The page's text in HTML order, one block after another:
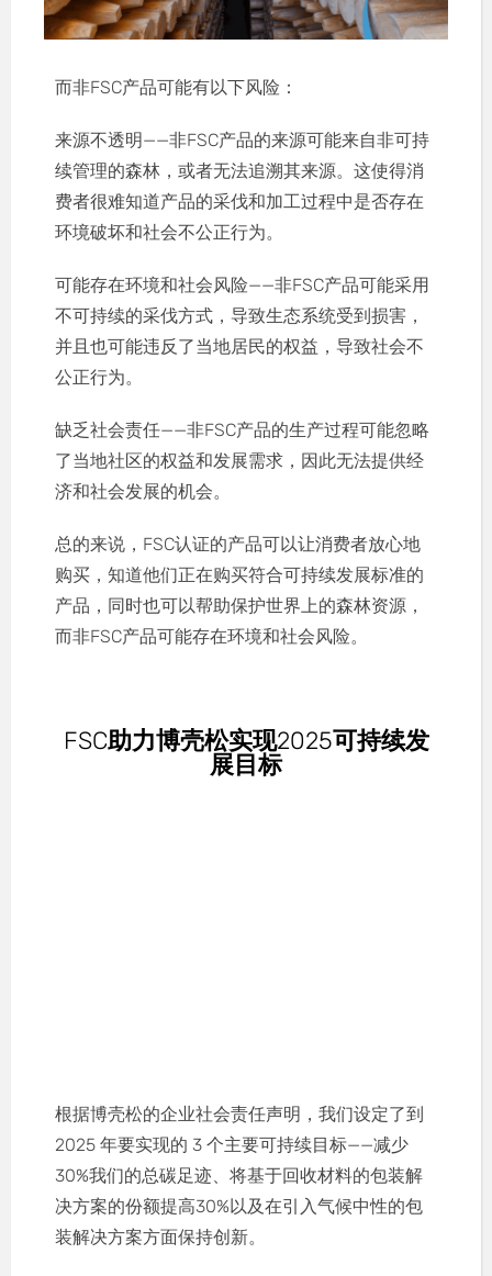
而非FSC产品可能有以下风险：
来源不透明——非FSC产品的来源可能来自非可持
续管理的森林，或者无法追溯其来源。这使得消
费者很难知道产品的采伐和加工过程中是否存在
环境破坏和社会不公正行为。
可能存在环境和社会风险——非FSC产品可能采用
不可持续的采伐方式，导致生态系统受到损害，
并且也可能违反了当地居民的权益，导致社会不
公正行为。
缺乏社会责任——非FSC产品的生产过程可能忽略
了当地社区的权益和发展需求，因此无法提供经
济和社会发展的机会。
总的来说，FSC认证的产品可以让消费者放心地
购买，知道他们正在购买符合可持续发展标准的
产品，同时也可以帮助保护世界上的森林资源，
而非FSC产品可能存在环境和社会风险。
FSC助力博壳松实现2025可持续发
展目标
根据博壳松的企业社会责任声明，我们设定了到
2025 年要实现的 3 个主要可持续目标——减少
30%我们的总碳足迹、将基于回收材料的包装解
决方案的份额提高30%以及在引入气候中性的包
装解决方案方面保持创新。